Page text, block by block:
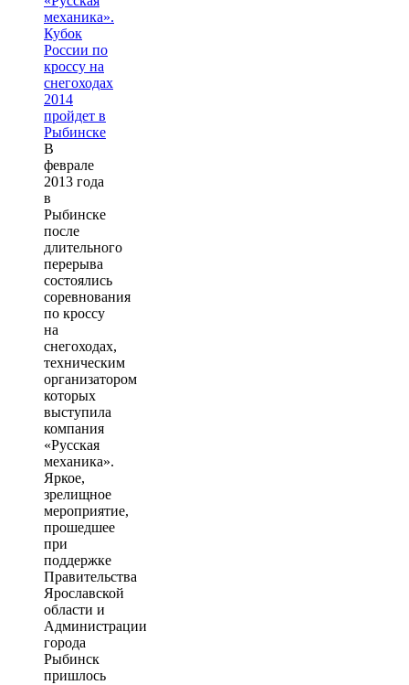
В
феврале
2013 года
в
Рыбинске
после
длительного
перерыва
состоялись
соревнования
по кроссу
на
снегоходах,
техническим
организатором
которых
выступила
компания
«Русская
механика».
Яркое,
зрелищное
мероприятие,
прошедшее
при
поддержке
Правительства
Ярославской
области и
Администрации
города
Рыбинск
пришлось